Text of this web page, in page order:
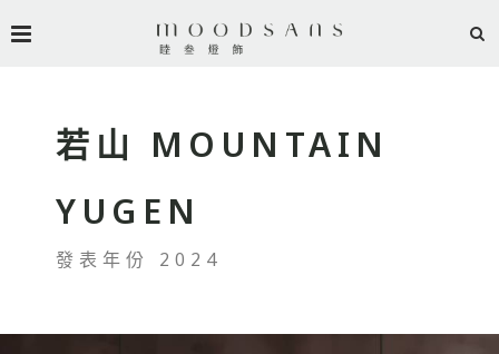
若山 MOUNTAIN
YUGEN
發表年份 2024